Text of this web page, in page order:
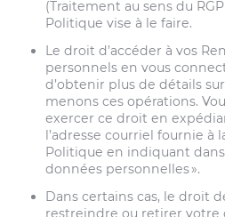
(Traitement au sens du
Politique vise à le faire.
Le droit d’accéder à vos
personnels en vous
d’obtenir plus de détails
menons ces opérations.
exercer ce droit en
l’adresse courriel fournie à
Politique en indiquant dans
données personnelles ».
Dans certains cas, le droit
restreindre ou retirer votre